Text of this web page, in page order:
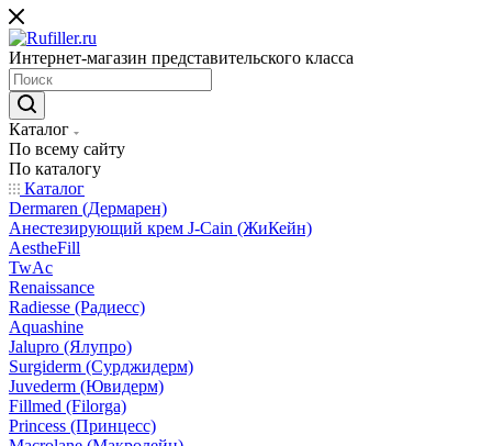
Интернет-магазин представительского класса
Каталог
По всему сайту
По каталогу
Каталог
Dermaren (Дермарен)
Анестезирующий крем J-Cain (ЖиКейн)
AestheFill
TwAc
Renaissance
Radiesse (Радиесс)
Aquashine
Jalupro (Ялупро)
Surgiderm (Сурджидерм)
Juvederm (Ювидерм)
Fillmed (Filorga)
Princess (Принцесс)